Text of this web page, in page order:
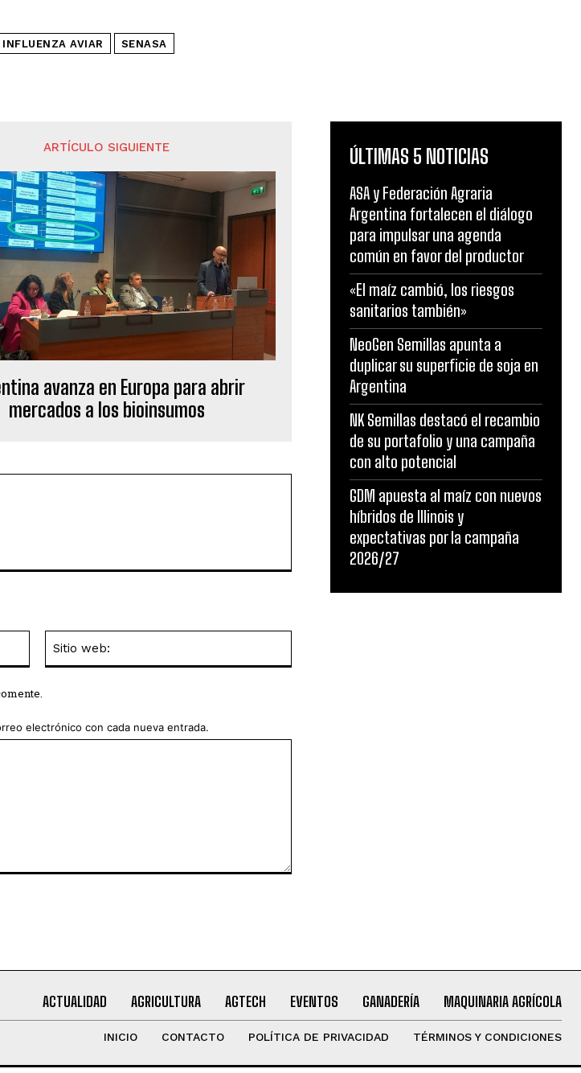
INFLUENZA AVIAR SENASA
ARTÍCULO SIGUIENTE
avanza en Europa para abrir
mercados a los bioinsumos
electrónico:*
electrónico con cada nueva entrada.
ÚLTIMAS 5 NOTICIAS
ASA y Federación Agraria
Argentina fortalecen el diálogo
para impulsar una agenda
común en favor del productor
«El maíz cambió, los riesgos
sanitarios también»
NeoGen Semillas apunta a
duplicar su superficie de soja en
Argentina
NK Semillas destacó el recambio
de su portafolio y una campaña
con alto potencial
GDM apuesta al maíz con nuevos
híbridos de Illinois y
expectativas por la campaña
2026/27
ACTUALIDAD AGRICULTURA AGTECH EVENTOS GANADERÍA MAQUINARIA AGRÍCOLA
INICIO CONTACTO POLÍTICA DE PRIVACIDAD TÉRMINOS Y CONDICIONES